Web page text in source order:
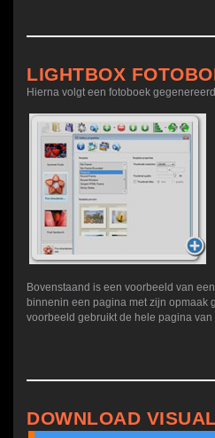
LIGHTBOX
Hierna volgt een fotoboek
Bovenstaand is een voorbeeld van
binnenin een pagina met zijn opmaak
voorbeeld gebruikt de hele pagina
DOWNLOAD